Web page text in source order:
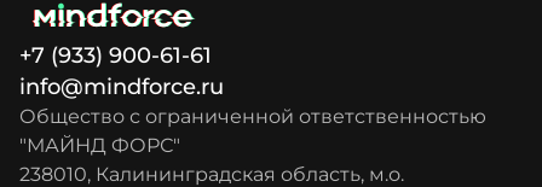
+7 (933) 900-61-61
info@mindforce.ru
Общество с ограниченной ответственностью
"МАЙНД ФОРС"
238010, Калининградская область, м.о.